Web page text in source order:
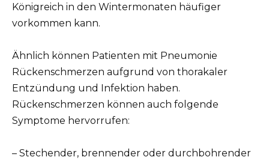
Königreich in den Wintermonaten häufiger
vorkommen kann.
Ähnlich können Patienten mit Pneumonie
Rückenschmerzen aufgrund von thorakaler
Entzündung und Infektion haben.
Rückenschmerzen können auch folgende
Symptome hervorrufen:
– Stechender, brennender oder durchbohrender